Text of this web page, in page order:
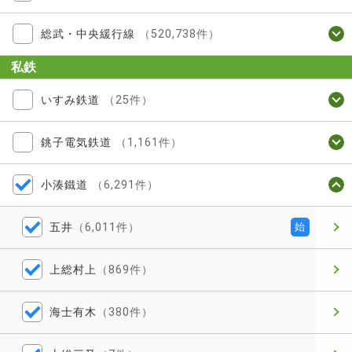
総武・中央緩行線 （520,738件）
私鉄
いすみ鉄道 （25件）
銚子電気鉄道 （1,161件）
小湊鐵道 （6,291件）
五井 （6,011件） 始
上総村上 （869件）
海士有木 （380件）